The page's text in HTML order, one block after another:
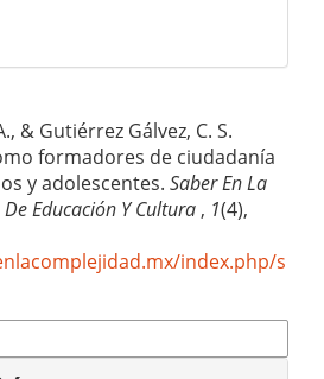
& Gutiérrez Gálvez, C. S.
formadores de ciudadanía
y adolescentes. Saber En La
Educación Y Cultura , 1(4),
index.php/s